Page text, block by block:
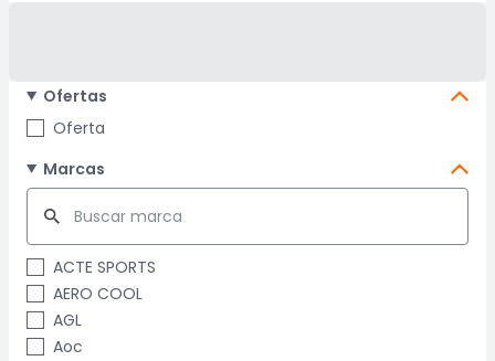
Ofertas
Oferta
Marcas
ACTE SPORTS
AERO COOL
AGL
Aoc